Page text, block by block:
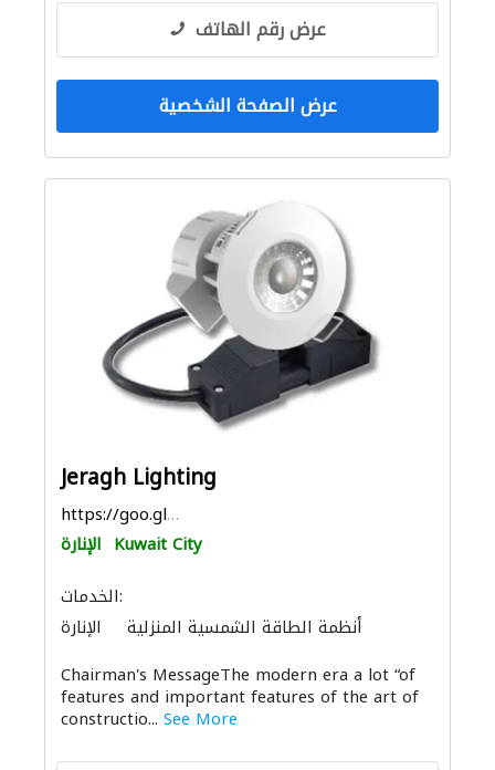
عرض رقم الهاتف
عرض الصفحة الشخصية
Jeragh Lighting
https://goo.gl/maps/ngA1VeF75Ft6uytj9
الإنارة Kuwait City
الخدمات:
الإنارة
أنظمة الطاقة الشمسية المنزلية
Chairman's MessageThe modern era a lot “of
features and important features of the art of
constructio... See More